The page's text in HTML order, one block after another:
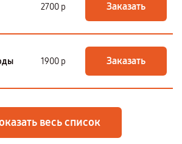
2700 р Заказать
1900 р Заказать
весь список